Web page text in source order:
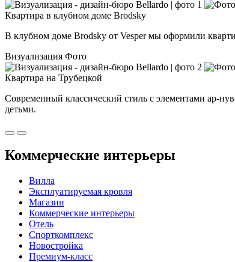
Квартира в клубном доме Brodsky
В клубном доме Brodsky от Vesper мы оформили
Визуализация Фото
Квартира на Трубецкой
Современный классический стиль с элементами ар-
детьми.
Коммерческие интерьеры
Вилла
Эксплуатируемая кровля
Магазин
Коммерческие интерьеры
Отель
Спорткомплекс
Новостройка
Премиум-класс